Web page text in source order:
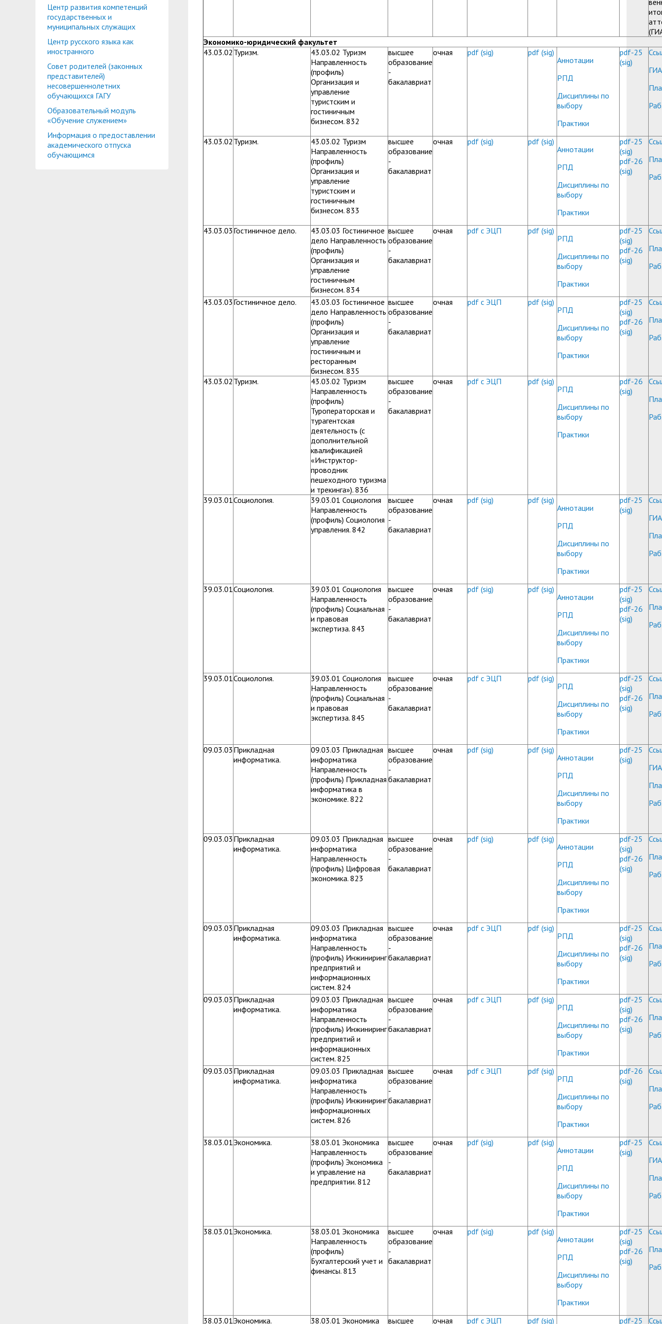
Центр развития компетенций
государственных и
муниципальных служащих
Центр русского языка как
иностранного
Совет родителей (законных
представителей)
несовершеннолетних
обучающихся ГАГУ
Образовательный модуль
«Обучение служением»
Информация о предоставлении
академического отпуска
обучающимся
Экономико-юридический факультет
43.03.02 Туризм.
43.03.02 Туризм
Направленность
(профиль)
Организация и
управление
туристским и
гостиничным
бизнесом. 832
высшее
образование
-
бакалавриат
очная pdf (sig) pdf (sig)
Аннотации
РПД
Дисциплины по
выбору
Практики
pdf-25
(sig)
ГИА
43.03.02 Туризм.
43.03.02 Туризм
Направленность
(профиль)
Организация и
управление
туристским и
гостиничным
бизнесом. 833
высшее
образование
-
бакалавриат
очная pdf (sig) pdf (sig)
Аннотации
РПД
Дисциплины по
выбору
Практики
pdf-25
(sig)
pdf-26
(sig)
43.03.03 Гостиничное дело.
43.03.03 Гостиничное
дело Направленность
(профиль)
Организация и
управление
гостиничным
бизнесом. 834
высшее
образование
-
бакалавриат
очная pdf с ЭЦП pdf (sig)
РПД
Дисциплины по
выбору
Практики
pdf-25
(sig)
pdf-26
(sig)
43.03.03 Гостиничное дело.
43.03.03 Гостиничное
дело Направленность
(профиль)
Организация и
управление
гостиничным и
ресторанным
бизнесом. 835
высшее
образование
-
бакалавриат
очная pdf с ЭЦП pdf (sig)
РПД
Дисциплины по
выбору
Практики
pdf-25
(sig)
pdf-26
(sig)
43.03.02 Туризм.
43.03.02 Туризм
Направленность
(профиль)
Туроператорская и
турагентская
деятельность (с
дополнительной
квалификацией
«Инструктор-
проводник
пешеходного туризма
и трекинга»). 836
высшее
образование
-
бакалавриат
очная pdf с ЭЦП pdf (sig)
РПД
Дисциплины по
выбору
Практики
pdf-26
(sig)
39.03.01Социология.
39.03.01 Социология
Направленность
(профиль) Социология
управления. 842
высшее
образование
-
бакалавриат
очная pdf (sig) pdf (sig)
Аннотации
РПД
Дисциплины по
выбору
Практики
pdf-25
(sig)
ГИА
39.03.01Социология.
39.03.01 Социология
Направленность
(профиль) Социальная
и правовая
экспертиза. 843
высшее
образование
-
бакалавриат
очная pdf (sig) pdf (sig)
Аннотации
РПД
Дисциплины по
выбору
Практики
pdf-25
(sig)
pdf-26
(sig)
39.03.01Социология.
39.03.01 Социология
Направленность
(профиль) Социальная
и правовая
экспертиза. 845
высшее
образование
-
бакалавриат
очная pdf с ЭЦП pdf (sig)
РПД
Дисциплины по
выбору
Практики
pdf-25
(sig)
pdf-26
(sig)
09.03.03 Прикладная
информатика.
09.03.03 Прикладная
информатика
Направленность
(профиль) Прикладная
информатика в
экономике. 822
высшее
образование
-
бакалавриат
очная pdf (sig) pdf (sig)
Аннотации
РПД
Дисциплины по
выбору
Практики
pdf-25
(sig)
ГИА
09.03.03 Прикладная
информатика.
09.03.03 Прикладная
информатика
Направленность
(профиль) Цифровая
экономика. 823
высшее
образование
-
бакалавриат
очная pdf (sig) pdf (sig)
Аннотации
РПД
Дисциплины по
выбору
Практики
pdf-25
(sig)
pdf-26
(sig)
09.03.03 Прикладная
информатика.
09.03.03 Прикладная
информатика
Направленность
(профиль) Инжиниринг
предприятий и
информационных
систем. 824
высшее
образование
-
бакалавриат
очная pdf с ЭЦП pdf (sig)
РПД
Дисциплины по
выбору
Практики
pdf-25
(sig)
pdf-26
(sig)
09.03.03 Прикладная
информатика.
09.03.03 Прикладная
информатика
Направленность
(профиль) Инжиниринг
предприятий и
информационных
систем. 825
высшее
образование
-
бакалавриат
очная pdf с ЭЦП pdf (sig)
РПД
Дисциплины по
выбору
Практики
pdf-25
(sig)
pdf-26
(sig)
09.03.03 Прикладная
информатика.
09.03.03 Прикладная
информатика
Направленность
(профиль) Инжиниринг
информационных
систем. 826
высшее
образование
-
бакалавриат
очная pdf с ЭЦП pdf (sig)
РПД
Дисциплины по
выбору
Практики
pdf-26
(sig)
38.03.01Экономика.
38.03.01 Экономика
Направленность
(профиль) Экономика
и управление на
предприятии. 812
высшее
образование
-
бакалавриат
очная pdf (sig) pdf (sig)
Аннотации
РПД
Дисциплины по
выбору
Практики
pdf-25
(sig)
ГИА
38.03.01Экономика.
38.03.01 Экономика
Направленность
(профиль)
Бухгалтерский учет и
финансы. 813
высшее
образование
-
бакалавриат
очная pdf (sig) pdf (sig)
Аннотации
РПД
Дисциплины по
выбору
Практики
pdf-25
(sig)
pdf-26
(sig)
38.03.01Экономика. 38.03.01 Экономика высшее очная pdf с ЭЦП pdf (sig)
pdf-25